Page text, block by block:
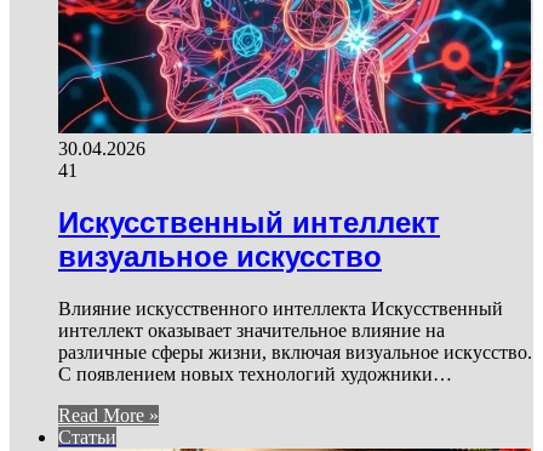
30.04.2026
41
Искусственный интеллект
визуальное искусство
Влияние искусственного интеллекта Искусственный
интеллект оказывает значительное влияние на
различные сферы жизни, включая визуальное искусство.
С появлением новых технологий художники…
Read More »
Статьи